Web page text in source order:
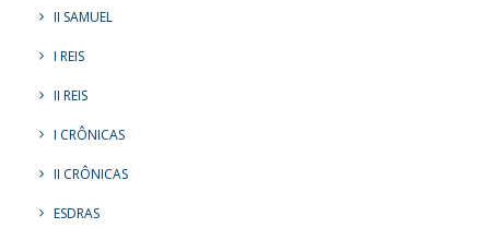
II SAMUEL
I REIS
II REIS
I CRÔNICAS
II CRÔNICAS
ESDRAS